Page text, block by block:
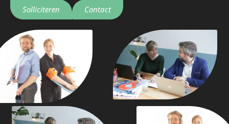
Solliciteren Contact